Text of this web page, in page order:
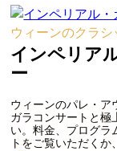
ウィーンのクラシ
インペリア
ー
ウィーンのパレ・ア
ガラコンサートと極
い。料金、プログラ
トをご覧いただくか